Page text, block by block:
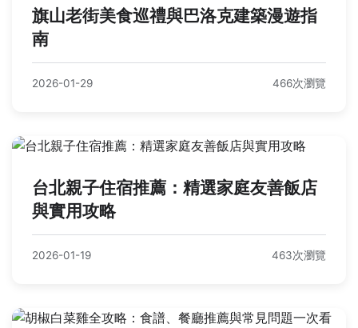
旗山老街美食巡禮與巴洛克建築漫遊指
南
2026-01-29 466次瀏覽
台北親子住宿推薦：精選家庭友善飯店
與實用攻略
2026-01-19 463次瀏覽